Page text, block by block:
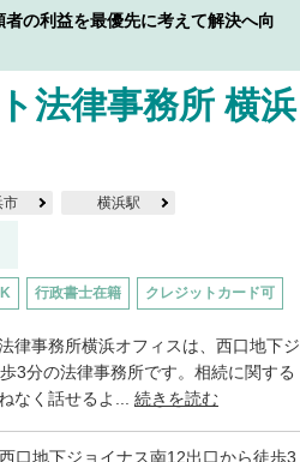
者の利益を最優先に考えて解決へ向
法律事務所 横浜
市 横浜駅
行政書士在籍 クレジットカード可
律事務所横浜オフィスは、西口地下ジ
3分の法律事務所です。相続に関する
なく話せるよ... 続きを読む
西口地下ジョイナス南12出口から徒歩3